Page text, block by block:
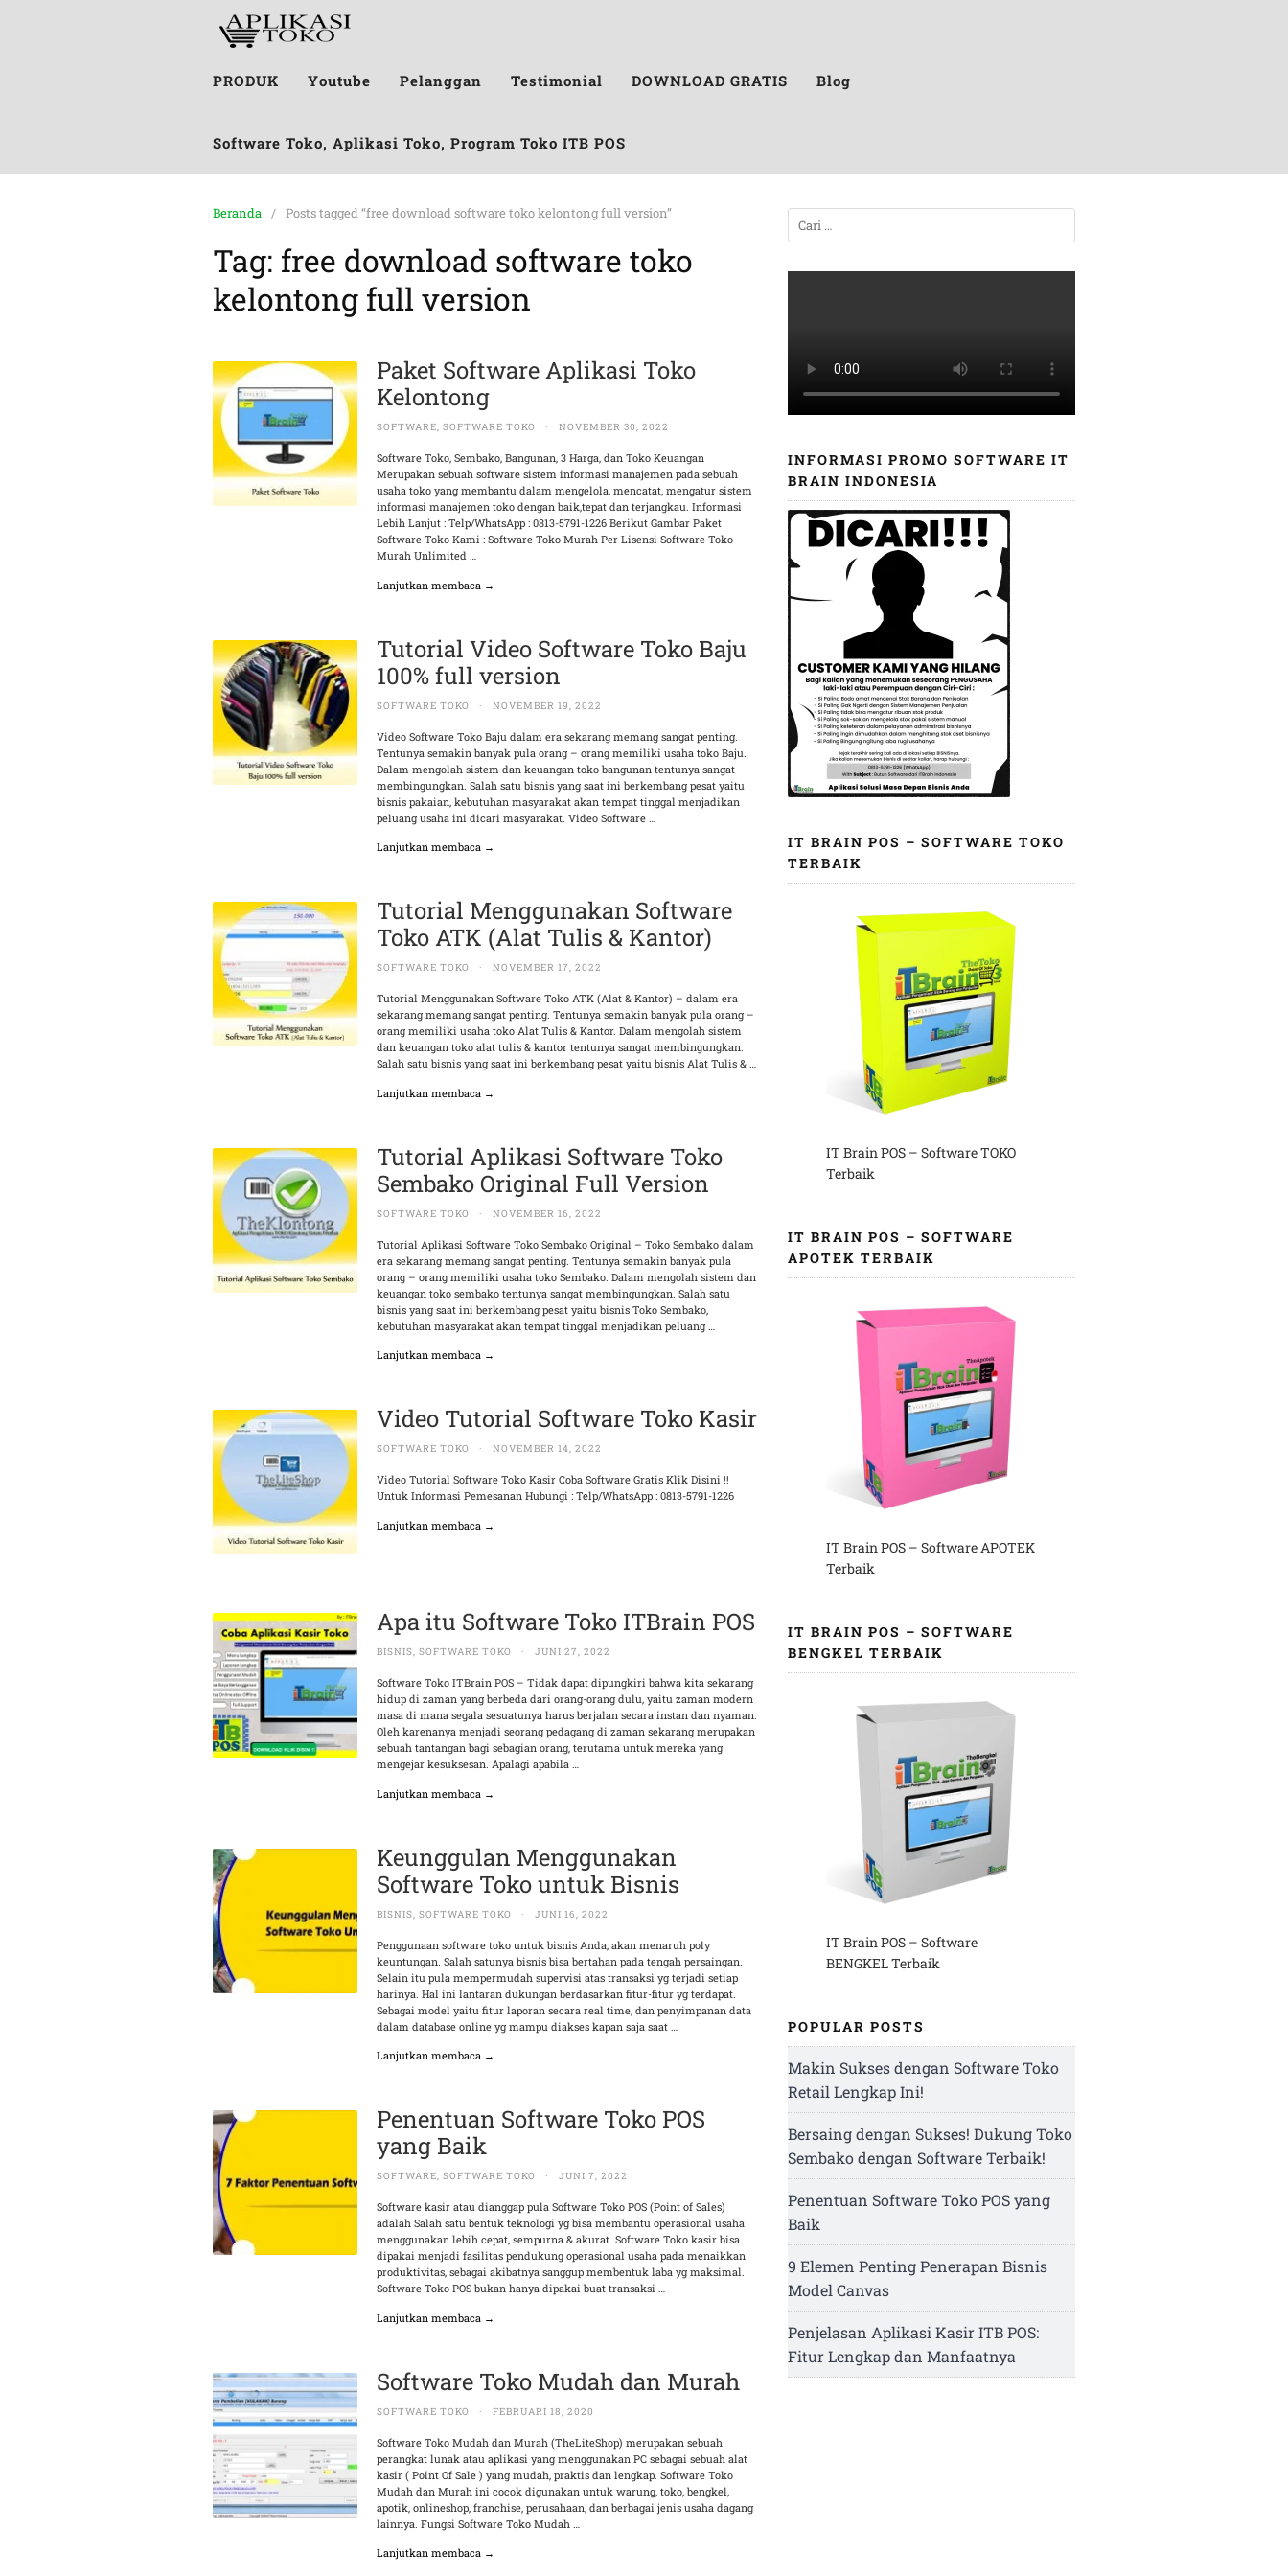
PRODUK Youtube Pelanggan Testimonial DOWNLOAD GRATIS Blog
Software Toko, Aplikasi Toko, Program Toko ITB POS
Beranda Posts tagged “free download software toko kelontong full version”
Tag: free download software toko
kelontong full version
Paket Software Aplikasi Toko
Kelontong
SOFTWARE,SOFTWARE TOKO · NOVEMBER 30, 2022
Software Toko, Sembako, Bangunan, 3 Harga, dan Toko Keuangan
Merupakan sebuah software sistem informasi manajemen pada sebuah
usaha toko yang membantu dalam mengelola, mencatat, mengatur sistem
informasi manajemen toko dengan baik,tepat dan terjangkau. Informasi
Lebih Lanjut : Telp/WhatsApp : 0813-5791-1226 Berikut Gambar Paket
Software Toko Kami : Software Toko Murah Per Lisensi Software Toko
Murah Unlimited …
Lanjutkan membaca →
Tutorial Video Software Toko Baju
100% full version
SOFTWARE TOKO · NOVEMBER 19, 2022
Video Software Toko Baju dalam era sekarang memang sangat penting.
Tentunya semakin banyak pula orang – orang memiliki usaha toko Baju.
Dalam mengolah sistem dan keuangan toko bangunan tentunya sangat
membingungkan. Salah satu bisnis yang saat ini berkembang pesat yaitu
bisnis pakaian, kebutuhan masyarakat akan tempat tinggal menjadikan
peluang usaha ini dicari masyarakat. Video Software …
Lanjutkan membaca →
Tutorial Menggunakan Software
Toko ATK (Alat Tulis & Kantor)
SOFTWARE TOKO · NOVEMBER 17, 2022
Tutorial Menggunakan Software Toko ATK (Alat & Kantor) – dalam era
sekarang memang sangat penting. Tentunya semakin banyak pula orang –
orang memiliki usaha toko Alat Tulis & Kantor. Dalam mengolah sistem
dan keuangan toko alat tulis & kantor tentunya sangat membingungkan.
Salah satu bisnis yang saat ini berkembang pesat yaitu bisnis Alat Tulis & …
Lanjutkan membaca →
Tutorial Aplikasi Software Toko
Sembako Original Full Version
SOFTWARE TOKO · NOVEMBER 16, 2022
Tutorial Aplikasi Software Toko Sembako Original – Toko Sembako dalam
era sekarang memang sangat penting. Tentunya semakin banyak pula
orang – orang memiliki usaha toko Sembako. Dalam mengolah sistem dan
keuangan toko sembako tentunya sangat membingungkan. Salah satu
bisnis yang saat ini berkembang pesat yaitu bisnis Toko Sembako,
kebutuhan masyarakat akan tempat tinggal menjadikan peluang …
Lanjutkan membaca →
Video Tutorial Software Toko Kasir
SOFTWARE TOKO · NOVEMBER 14, 2022
Video Tutorial Software Toko Kasir Coba Software Gratis Klik Disini !!
Untuk Informasi Pemesanan Hubungi : Telp/WhatsApp : 0813-5791-1226
Lanjutkan membaca →
Apa itu Software Toko ITBrain POS
BISNIS,SOFTWARE TOKO · JUNI 27, 2022
Software Toko ITBrain POS – Tidak dapat dipungkiri bahwa kita sekarang
hidup di zaman yang berbeda dari orang-orang dulu, yaitu zaman modern
masa di mana segala sesuatunya harus berjalan secara instan dan nyaman.
Oleh karenanya menjadi seorang pedagang di zaman sekarang merupakan
sebuah tantangan bagi sebagian orang, terutama untuk mereka yang
mengejar kesuksesan. Apalagi apabila …
Lanjutkan membaca →
Keunggulan Menggunakan
Software Toko untuk Bisnis
BISNIS ,SOFTWARE TOKO · JUNI 16, 2022
Penggunaan software toko untuk bisnis Anda, akan menaruh poly
keuntungan. Salah satunya bisnis bisa bertahan pada tengah persaingan.
Selain itu pula mempermudah supervisi atas transaksi yg terjadi setiap
harinya. Hal ini lantaran dukungan berdasarkan fitur-fitur yg terdapat.
Sebagai model yaitu fitur laporan secara real time, dan penyimpanan data
dalam database online yg mampu diakses kapan saja saat …
Lanjutkan membaca →
Penentuan Software Toko POS
yang Baik
SOFTWARE,SOFTWARE TOKO · JUNI 7, 2022
Software kasir atau dianggap pula Software Toko POS (Point of Sales)
adalah Salah satu bentuk teknologi yg bisa membantu operasional usaha
menggunakan lebih cepat, sempurna & akurat. Software Toko kasir bisa
dipakai menjadi fasilitas pendukung operasional usaha pada menaikkan
produktivitas, sebagai akibatnya sanggup membentuk laba yg maksimal.
Software Toko POS bukan hanya dipakai buat transaksi …
Lanjutkan membaca →
Software Toko Mudah dan Murah
SOFTWARE TOKO · FEBRUARI 18, 2020
Software Toko Mudah dan Murah (TheLiteShop) merupakan sebuah
perangkat lunak atau aplikasi yang menggunakan PC sebagai sebuah alat
kasir ( Point Of Sale ) yang mudah, praktis dan lengkap. Software Toko
Mudah dan Murah ini cocok digunakan untuk warung, toko, bengkel,
apotik, onlineshop, franchise, perusahaan, dan berbagai jenis usaha dagang
lainnya. Fungsi Software Toko Mudah …
Lanjutkan membaca →
INFORMASI PROMO SOFTWARE IT
BRAIN INDONESIA
IT BRAIN POS – SOFTWARE TOKO
TERBAIK
IT Brain POS – Software TOKO
Terbaik
IT BRAIN POS – SOFTWARE
APOTEK TERBAIK
IT Brain POS – Software APOTEK
Terbaik
IT BRAIN POS – SOFTWARE
BENGKEL TERBAIK
IT Brain POS – Software
BENGKEL Terbaik
POPULAR POSTS
Makin Sukses dengan Software Toko
Retail Lengkap Ini!
Bersaing dengan Sukses! Dukung Toko
Sembako dengan Software Terbaik!
Penentuan Software Toko POS yang
Baik
9 Elemen Penting Penerapan Bisnis
Model Canvas
Penjelasan Aplikasi Kasir ITB POS:
Fitur Lengkap dan Manfaatnya